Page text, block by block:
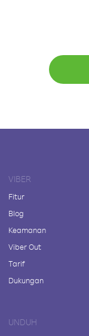
VIBER
Fitur
Blog
Keamanan
Viber Out
Tarif
Dukungan
UNDUH